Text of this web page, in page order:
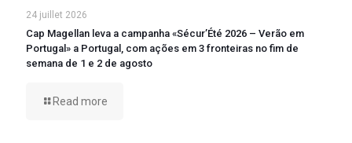
24 juillet 2026
Cap Magellan leva a campanha «Sécur’Été 2026 – Verão em
Portugal» a Portugal, com ações em 3 fronteiras no fim de
semana de 1 e 2 de agosto
Read more